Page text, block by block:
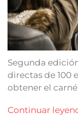
Segunda
directas de 100
obtener el
Continuar